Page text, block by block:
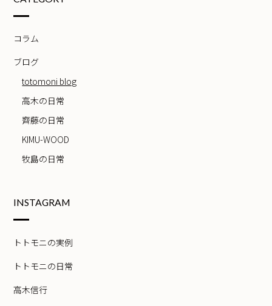
コラム
ブログ
totomoni blog
高木の日常
齊藤の日常
KIMU-WOOD
牧島の日常
INSTAGRAM
トトモニの実例
トトモニの日常
高木信行